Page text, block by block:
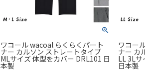
ワコール wacoal らくらくパート
ナー カルソン ストレートタイプ
MLサイズ 体型をカバー DRL101 日
本製
ワコー
ナー カ
LL 3Lサ
日本製